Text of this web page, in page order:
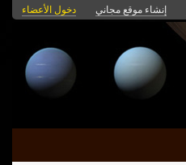
إنشاء موقع مجاني دخول الأعضاء